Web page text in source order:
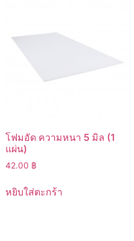
โฟมอัด ความหนา 5 มิล (1
แผ่น)
42.00 ฿
หยิบใส่ตะกร้า